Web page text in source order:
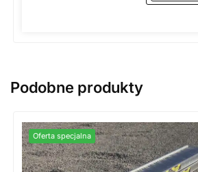
Podobne produkty
Oferta specjalna